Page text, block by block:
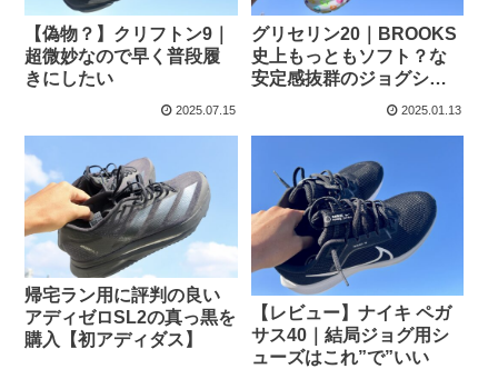
【偽物？】クリフトン9｜
超微妙なので早く普段履
きにしたい
2025.07.15
グリセリン20｜BROOKS
史上もっともソフト？な
安定感抜群のジョグシュ
2025.01.13
帰宅ラン用に評判の良い
アディゼロSL2の真っ黒を
購入【初アディダス】
【レビュー】ナイキ ペガ
サス40｜結局ジョグ用シ
ューズはこれ”で”いい